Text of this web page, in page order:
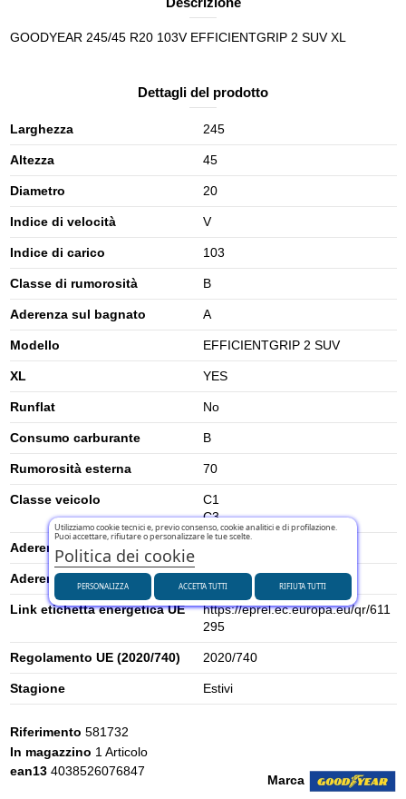
GOODYEAR 245/45 R20 103V EFFICIENTGRIP 2 SUV XL
Dettagli del prodotto
Larghezza 245
Altezza 45
Diametro 20
Indice di velocità V
Indice di carico 103
Classe di rumorosità B
Aderenza sul bagnato A
Modello EFFICIENTGRIP 2 SUV
XL YES
Runflat No
Consumo carburante B
Rumorosità esterna 70
Classe veicolo
C1
C3
Aderenza su neve
Aderenza su ghiaccio
Link etichetta energetica UE
https://eprel.ec.europa.eu/qr/611
295
Regolamento UE (2020/740) 2020/740
Stagione Estivi
Marca
Riferimento 581732
In magazzino 1 Articolo
ean13 4038526076847
Utilizziamo cookie tecnici e, previo consenso, cookie analitici e di profilazione.
Puoi accettare, rifiutare o personalizzare le tue scelte.
Politica dei cookie
PERSONALIZZA RIFIUTA TUTTI
ACCETTA TUTTI